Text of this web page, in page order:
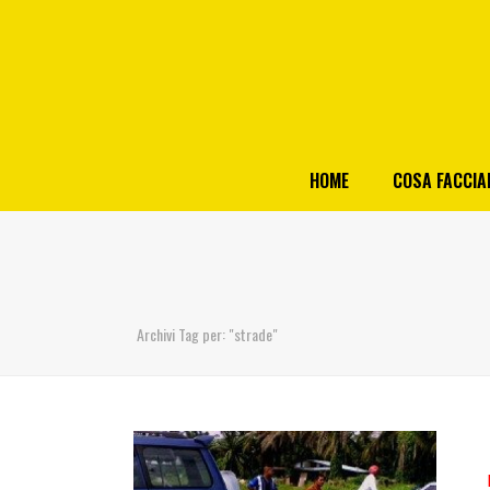
HOME COSA
Archivi Tag per: "strade"